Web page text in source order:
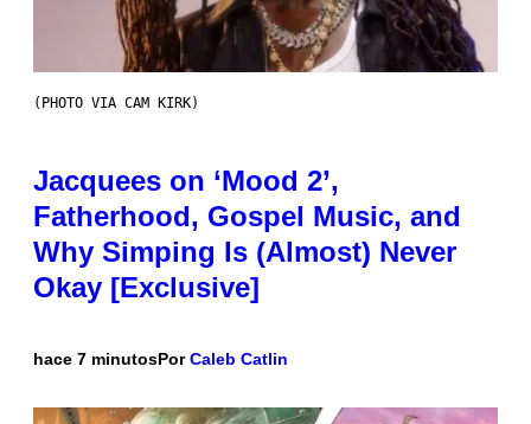
(PHOTO VIA CAM KIRK)
Jacquees on ‘Mood 2’,
Fatherhood, Gospel Music, and
Why Simping Is (Almost) Never
Okay [Exclusive]
hace 7 minutosPorCaleb Catlin